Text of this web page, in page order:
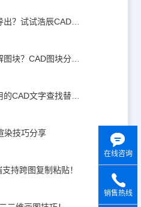
CAD测量结果如何批量导出？试试浩辰CAD看图王！
CAD看图软件中如何分解图块？CAD图块分解详解！
浩辰CAD看图王：超实用的CAD文字查找替换技巧分享！
染技巧分享
持跨图复制粘贴！
在线咨询
销售热线